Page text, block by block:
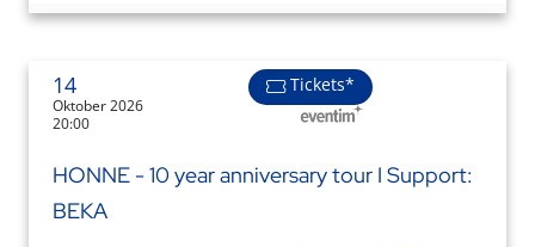
14
Oktober 2026
20:00
Tickets*
HONNE - 10 year anniversary tour I Support:
BEKA